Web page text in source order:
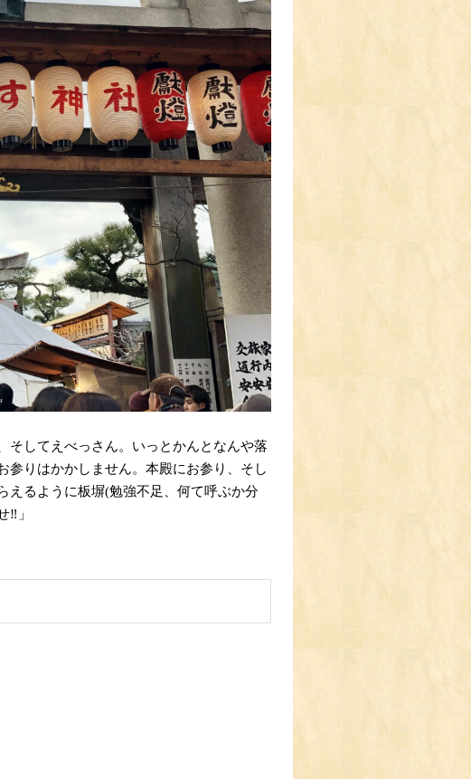
そしてえべっさん。いっとかんとなんや落
参りはかかしません。本殿にお参り、そし
えるように板塀(勉強不足、何て呼ぶか分
‼︎」